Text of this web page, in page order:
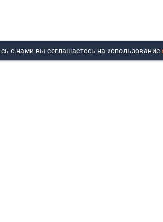
с нами вы соглашаетесь на использование